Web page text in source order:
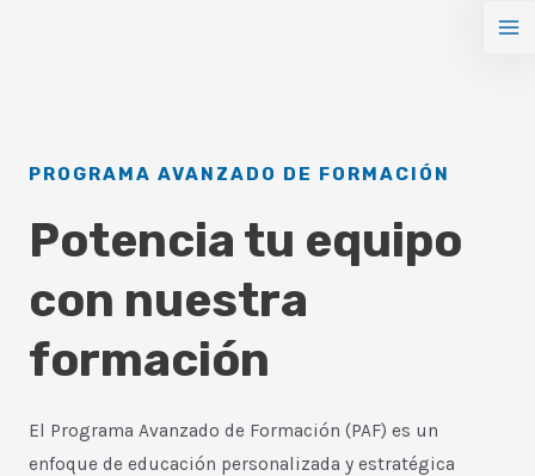
PROGRAMA AVANZADO DE FORMACIÓN
Potencia tu equipo
con nuestra
formación
El Programa Avanzado de Formación (PAF) es un
enfoque de educación personalizada y estratégica